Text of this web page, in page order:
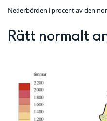
Nederbörden i procent av den
Rätt normalt